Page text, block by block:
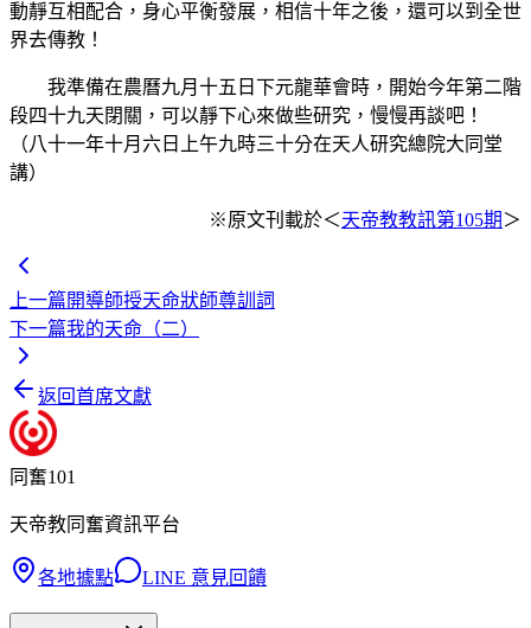
動靜互相配合，身心平衡發展，相信十年之後，還可以到全世
界去傳教！
我準備在農曆九月十五日下元龍華會時，開始今年第二階
段四十九天閉關，可以靜下心來做些研究，慢慢再談吧！
（八十一年十月六日上午九時三十分在天人研究總院大同堂
講）
※原文刊載於＜天帝教教訊第105期 ＞
上一篇開導師授天命狀師尊訓詞
下一篇我的天命（二）
返回首席文獻
同奮101
天帝教同奮資訊平台
各地據點 LINE 意見回饋